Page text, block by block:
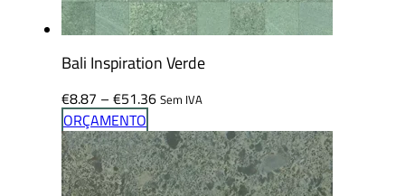
Bali Inspiration Verde
€8.87 – €51.36Price
€8.87
through
€51.36
Sem IVA
ORÇAMENTO